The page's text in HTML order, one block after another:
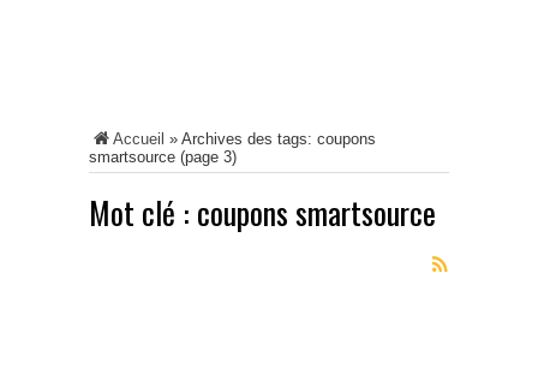
Accueil » Archives des tags: coupons
smartsource (page 3)
Mot clé : coupons smartsource